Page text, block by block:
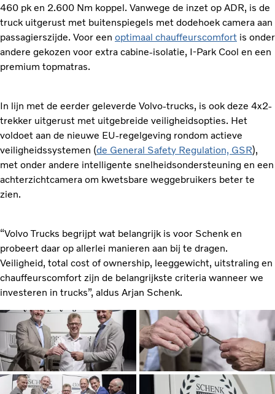
460 pk en 2.600 Nm koppel. Vanwege de inzet op ADR, is de
truck uitgerust met buitenspiegels met dodehoek camera aan
passagierszijde. Voor een optimaal chauffeurscomfort is onder
andere gekozen voor extra cabine-isolatie, I-Park Cool en een
premium topmatras.
In lijn met de eerder geleverde Volvo-trucks, is ook deze 4x2-
trekker uitgerust met uitgebreide veiligheidsopties. Het
voldoet aan de nieuwe EU-regelgeving rondom actieve
veiligheidssystemen (de General Safety Regulation, GSR),
met onder andere intelligente snelheidsondersteuning en een
achterzichtcamera om kwetsbare weggebruikers beter te
zien.
“Volvo Trucks begrijpt wat belangrijk is voor Schenk en
probeert daar op allerlei manieren aan bij te dragen.
Veiligheid, total cost of ownership, leeggewicht, uitstraling en
chauffeurscomfort zijn de belangrijkste criteria wanneer we
investeren in trucks”, aldus Arjan Schenk.